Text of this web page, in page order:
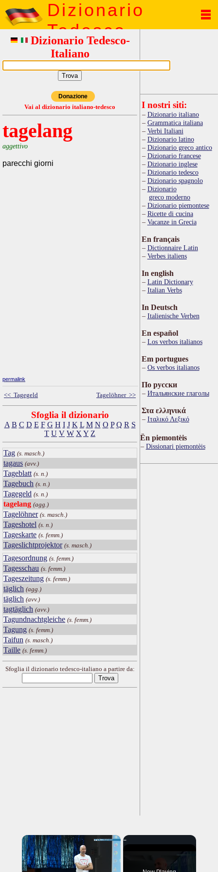
Dizionario
Tedesco
Dizionario Tedesco-
Italiano
Donazione
Vai al dizionario italiano-tedesco
tagelang
aggettivo
parecchi giorni
permalink
<< Tagegeld Tagelöhner >>
Sfoglia il dizionario
A B C D E F G H I J K L M N O P Q R S
T U V W X Y Z
Tag (s. masch.)
tagaus (avv.)
Tageblatt (s. n.)
Tagebuch (s. n.)
Tagegeld (s. n.)
tagelang (agg.)
Tagelöhner (s. masch.)
Tageshotel (s. n.)
Tageskarte (s. femm.)
Tageslichtprojektor (s. masch.)
Tagesordnung (s. femm.)
Tagesschau (s. femm.)
Tageszeitung (s. femm.)
täglich (agg.)
täglich (avv.)
tagtäglich (avv.)
Tagundnachtgleiche (s. femm.)
Tagung (s. femm.)
Taifun (s. masch.)
Taille (s. femm.)
Sfoglia il dizionario tedesco-italiano a partire da:
I nostri siti:
Dizionario italiano
Grammatica italiana
Verbi Italiani
Dizionario latino
Dizionario greco antico
Dizionario francese
Dizionario inglese
Dizionario tedesco
Dizionario spagnolo
Dizionario
greco moderno
Dizionario piemontese
Ricette di cucina
Vacanze in Grecia
En français
Dictionnaire Latin
Verbes italiens
In english
Latin Dictionary
Italian Verbs
In Deutsch
Italienische Verben
En español
Los verbos italianos
Em portugues
Os verbos italianos
По русски
Итальянские глаголы
Στα ελληνικά
Ιταλικό Λεξικό
Ën piemontèis
Dissionari piemontèis
×